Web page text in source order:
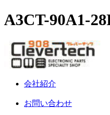
A3CT-90A1-
会社紹介
お問い合わせ